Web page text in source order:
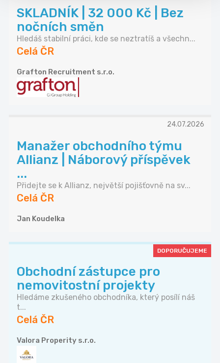
SKLADNÍK | 32 000 Kč | Bez
nočních směn
Hledáš stabilní práci, kde se neztratíš a všechn...
Celá ČR
Grafton Recruitment s.r.o.
24.07.2026
Manažer obchodního týmu
Allianz | Náborový příspěvek
...
Přidejte se k Allianz, největší pojišťovně na sv...
Celá ČR
Jan Koudelka
DOPORUČUJEME
Obchodní zástupce pro
nemovitostní projekty
Hledáme zkušeného obchodníka, který posílí náš
t...
Celá ČR
Valora Properity s.r.o.